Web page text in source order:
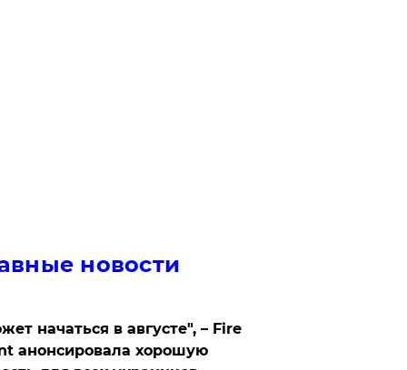
новости
начаться в августе", – Fire
анонсировала хорошую